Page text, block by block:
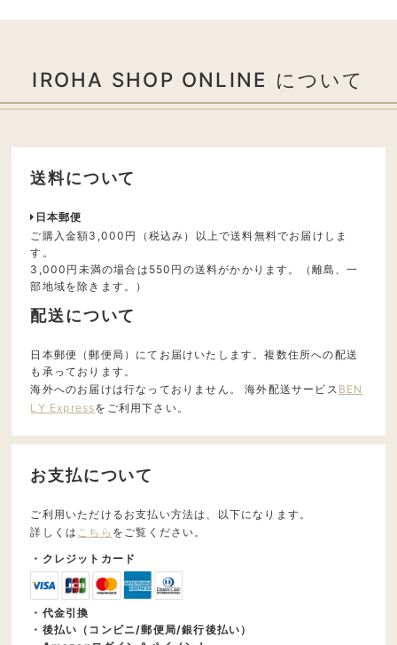
IROHA SHOP ONLINE について
送料について
日本郵便
ご購入金額3,000円（税込み）以上で送料無料でお届けしま
す。
3,000円未満の場合は550円の送料がかかります。（離島、一
部地域を除きます。）
配送について
日本郵便（郵便局）にてお届けいたします。複数住所への配送
も承っております。
海外へのお届けは行なっておりません。 海外配送サービス BEN
LY Expressをご利用下さい。
お支払について
ご利用いただけるお支払い方法は、以下になります。
詳しくは こちら をご覧ください。
・クレジットカード
・代金引換
・後払い（コンビニ/郵便局/銀行後払い）